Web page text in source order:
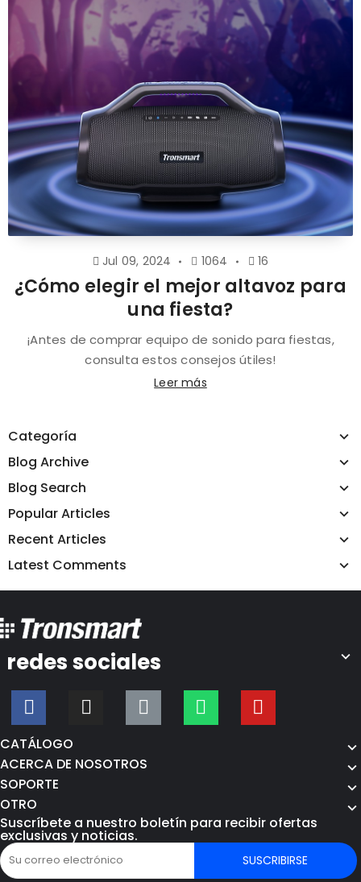
Jul 09, 2024 1064 16
¿Cómo elegir el mejor altavoz para
una fiesta?
¡Antes de comprar equipo de sonido para fiestas,
consulta estos consejos útiles!
Leer más
Categoría
Blog Archive
Blog Search
Popular Articles
Recent Articles
Latest Comments
redes sociales
CATÁLOGO
ACERCA DE NOSOTROS
SOPORTE
OTRO
Suscríbete a nuestro boletín para recibir ofertas
exclusivas y noticias.
SUSCRIBIRSE